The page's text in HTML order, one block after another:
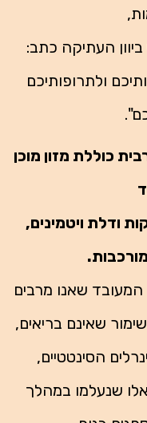
העתיקה כתב:
ולתרופותיכם
כוללת מזון מוכן
ודלת ויטמינים,
שאנו מרבים
שאינם בריאים,
הסינטטיים,
שנעלמו במהלך